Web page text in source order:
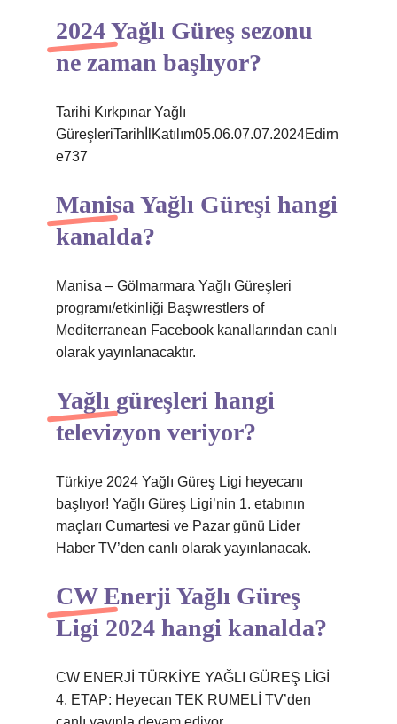
2024 Yağlı Güreş sezonu
ne zaman başlıyor?
Tarihi Kırkpınar Yağlı
GüreşleriTarihİlKatılım05.06.07.07.2024Edirn
e737
Manisa Yağlı Güreşi hangi
kanalda?
Manisa – Gölmarmara Yağlı Güreşleri
programı/etkinliği Başwrestlers of
Mediterranean Facebook kanallarından canlı
olarak yayınlanacaktır.
Yağlı güreşleri hangi
televizyon veriyor?
Türkiye 2024 Yağlı Güreş Ligi heyecanı
başlıyor! Yağlı Güreş Ligi’nin 1. etabının
maçları Cumartesi ve Pazar günü Lider
Haber TV’den canlı olarak yayınlanacak.
CW Enerji Yağlı Güreş
Ligi 2024 hangi kanalda?
CW ENERJİ TÜRKİYE YAĞLI GÜREŞ LİGİ
4. ETAP: Heyecan TEK RUMELİ TV’den